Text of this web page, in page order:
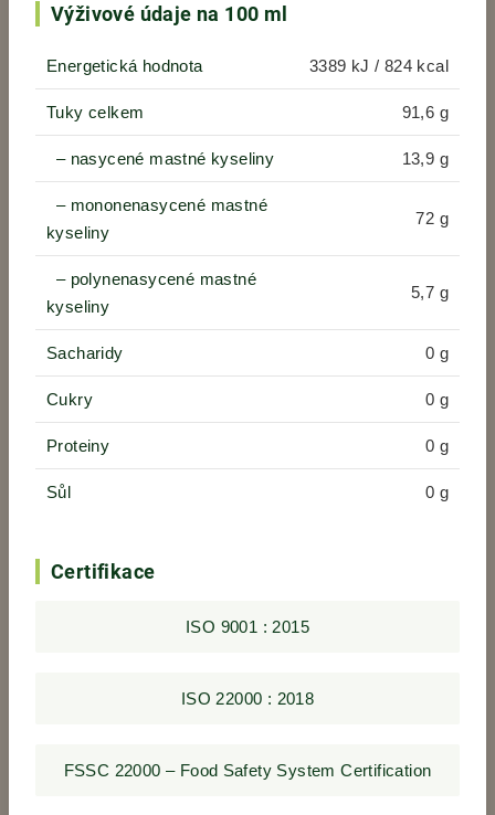
Výživové údaje na 100 ml
Energetická hodnota 3389 kJ / 824 kcal
Tuky celkem 91,6 g
– nasycené mastné kyseliny 13,9 g
– mononenasycené mastné
kyseliny
72 g
– polynenasycené mastné
kyseliny
5,7 g
Sacharidy 0 g
Cukry 0 g
Proteiny 0 g
Sůl 0 g
Certifikace
ISO 9001 : 2015
ISO 22000 : 2018
FSSC 22000 – Food Safety System Certification